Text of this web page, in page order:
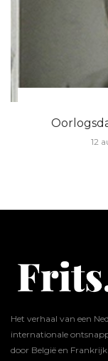
12
Het verhaal van een
internationale
door België en